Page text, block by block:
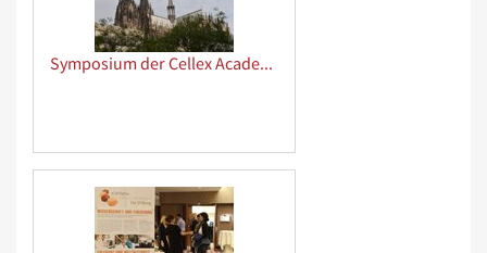
Symposium der Cellex Academy 2018